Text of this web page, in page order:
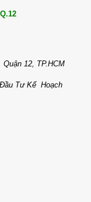
12, TP.HCM
Tư Kế Hoạch